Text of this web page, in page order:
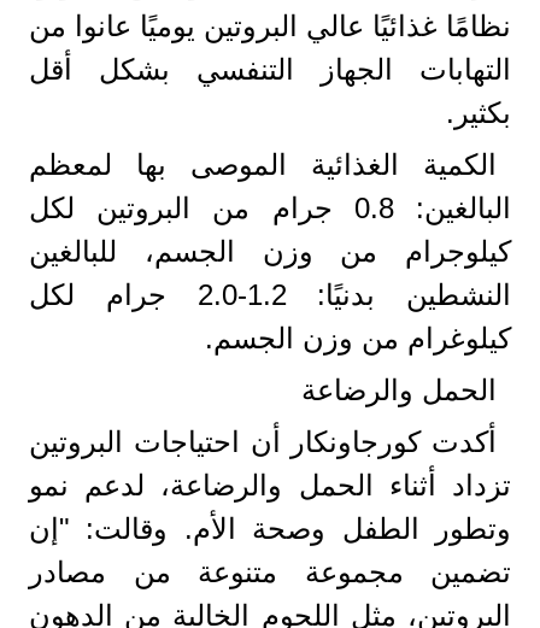
نظامًا غذائيًا عالي البروتين يوميًا عانوا من
التهابات الجهاز التنفسي بشكل أقل
بكثير.
الكمية الغذائية الموصى بها لمعظم
البالغين: 0.8 جرام من البروتين لكل
كيلوجرام من وزن الجسم، للبالغين
النشطين بدنيًا: 1.2-2.0 جرام لكل
كيلوغرام من وزن الجسم.
الحمل والرضاعة
أكدت كورجاونكار أن احتياجات البروتين
تزداد أثناء الحمل والرضاعة، لدعم نمو
وتطور الطفل وصحة الأم. وقالت: "إن
تضمين مجموعة متنوعة من مصادر
البروتين، مثل اللحوم الخالية من الدهون